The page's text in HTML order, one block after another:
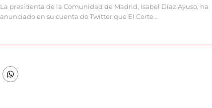
La presidenta de la Comunidad de Madrid, Isabel Díaz Ayuso, ha
anunciado en su cuenta de Twitter que El Corte…